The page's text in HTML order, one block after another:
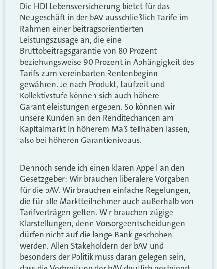
Die HDI Lebensversicherung bietet für das
Neugeschäft in der bAV ausschließlich Tarife im
Rahmen einer beitragsorientierten
Leistungszusage an, die eine
Bruttobeitragsgarantie von 80 Prozent
beziehungsweise 90 Prozent in Abhängigkeit des
Tarifs zum vereinbarten Rentenbeginn
gewähren. Je nach Produkt, Laufzeit und
Kollektivstufe können sich auch höhere
Garantieleistungen ergeben. So können wir
unsere Kunden an den Renditechancen am
Kapitalmarkt in höherem Maß teilhaben lassen,
also bei höheren Garantieniveaus.
Dennoch sende ich einen klaren Appell an den
Gesetzgeber: Wir brauchen liberalere Vorgaben
für die bAV. Wir brauchen einfache Regelungen,
die für alle Marktteilnehmer auch außerhalb von
Tarifverträgen gelten. Wir brauchen zügige
Klarstellungen, denn Vorsorgeentscheidungen
dürfen nicht auf die lange Bank geschoben
werden. Allen Stakeholdern der bAV und
besonders der Politik muss daran gelegen sein,